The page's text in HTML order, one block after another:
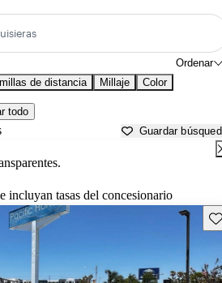
Ordenar
de distancia Millaje Color
todo
Guardar
incluyan tasas del concesionario